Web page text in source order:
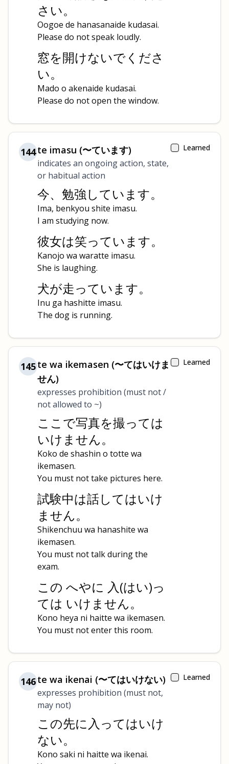
さい。
Oogoe de hanasanaide kudasai.
Please do not speak loudly.
窓を開けないでくださ
い。
Mado o akenaide kudasai.
Please do not open the window.
144te imasu (〜ています)
indicates an ongoing action, state,
or habitual action
今、勉強しています。
Ima, benkyou shite imasu.
I am studying now.
彼女は笑っています。
Kanojo wa waratte imasu.
She is laughing.
犬が走っています。
Inu ga hashitte imasu.
The dog is running.
Learned
145te wa ikemasen (〜てはいけま
せん)
expresses prohibition (must not /
not allowed to ~)
ここで写真を撮っては
いけません。
Koko de shashin o totte wa
ikemasen.
You must not take pictures here.
試験中は話してはいけ
ません。
Shikenchuu wa hanashite wa
ikemasen.
You must not talk during the
exam.
この へやに 入(はい)っ
ては いけません。
Kono heya ni haitte wa ikemasen.
You must not enter this room.
Learned
146te wa ikenai (〜てはいけない)
expresses prohibition (must not,
may not)
この先に入ってはいけ
ない。
Kono saki ni haitte wa ikenai.
Learned